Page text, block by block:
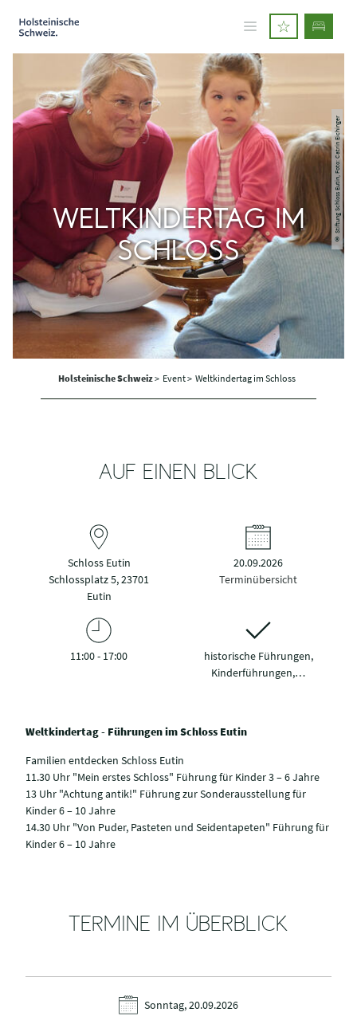
© Stiftung Schloss Eutin, Foto: Catrin Eichinger
WELTKINDERTAG IM
SCHLOSS
Holsteinische Schweiz> Event > Weltkindertag im Schloss
AUF EINEN BLICK
Schloss Eutin
Schlossplatz 5, 23701
Eutin
20.09.2026
Terminübersicht
11:00 - 17:00
historische Führungen,
Kinderführungen,…
Weltkindertag - Führungen im Schloss Eutin
Familien entdecken Schloss Eutin
11.30 Uhr "Mein erstes Schloss" Führung für Kinder 3 – 6 Jahre
13 Uhr "Achtung antik!" Führung zur Sonderausstellung für
Kinder 6 – 10 Jahre
14.30 Uhr "Von Puder, Pasteten und Seidentapeten" Führung für
Kinder 6 – 10 Jahre
TERMINE IM ÜBERBLICK
Sonntag, 20.09.2026